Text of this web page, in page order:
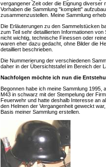
vergangener Zeit oder die Eignung diverser
Vorhaben die Sammlung "komplett"
zusammenzustellen. Meine Sammlung
Die Erläuterungen zu den Sammelstücken
zum Teil sehr detaillierten Informationen
nicht wichtig, technische Finessen oder
waren eher dazu gedacht, ohne Bilder die
detailliert beschrieben.
Die Nummerierung der verschiedenen
daher in der Übersichtstafel im Bereich der
Nachfolgen möchte ich nun die
Begonnen habe ich meine Sammlung
M43 in schwarz mit der Stempelung der
Feuerwehr und hatte deshalb Interesse an
den Helmen der Vergangenheit geweckt
Basis meiner Sammlung erstellen.